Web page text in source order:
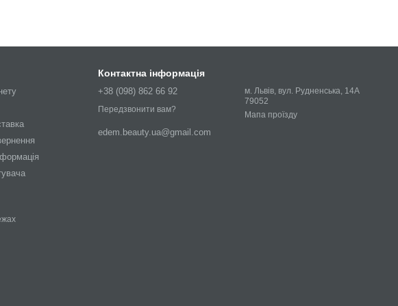
Контактна інформація
+38 (098) 862 66 92
Передзвонити вам?
edem.beauty.ua@gmail.com
м. Львів, вул. Рудненська, 14А
79052
Мапа проїзду